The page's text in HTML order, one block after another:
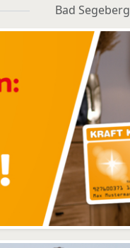
Bad Segeberg